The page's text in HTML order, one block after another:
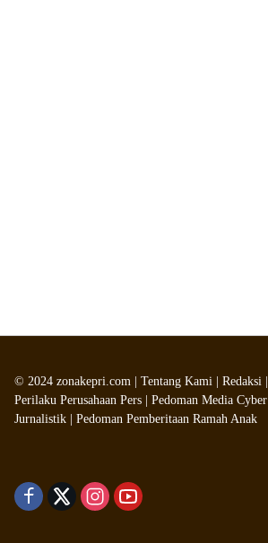
© 2024 zonakepri.com | Tentang Kami | Redaksi |
Perilaku Perusahaan Pers | Pedoman Media Cyber
Jurnalistik | Pedoman Pemberitaan Ramah Anak